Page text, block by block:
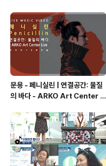
문용 - 페니실린 | 연결공간: 물질
의 바다 - ARKO Art Center Li